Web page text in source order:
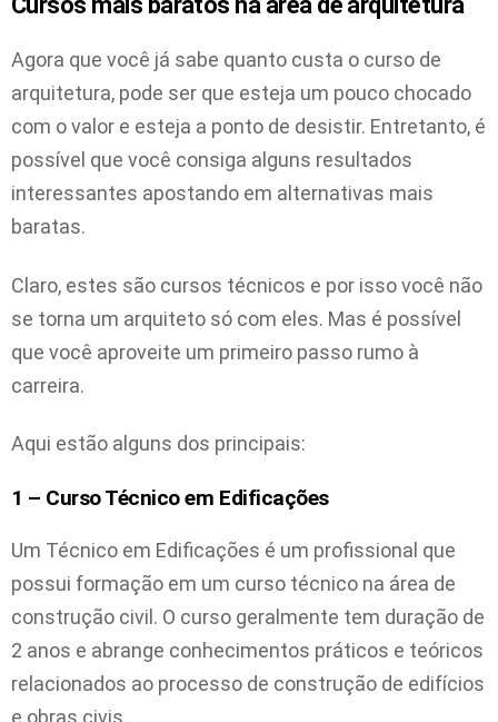
Agora que você já sabe quanto custa o curso de
arquitetura, pode ser que esteja um pouco chocado
com o valor e esteja a ponto de desistir. Entretanto, é
possível que você consiga alguns resultados
interessantes apostando em alternativas mais
baratas.
Claro, estes são cursos técnicos e por isso você não
se torna um arquiteto só com eles. Mas é possível
que você aproveite um primeiro passo rumo à
carreira.
Aqui estão alguns dos principais:
1 – Curso Técnico em Edificações
Um Técnico em Edificações é um profissional que
possui formação em um curso técnico na área de
construção civil. O curso geralmente tem duração de
2 anos e abrange conhecimentos práticos e teóricos
relacionados ao processo de construção de edifícios